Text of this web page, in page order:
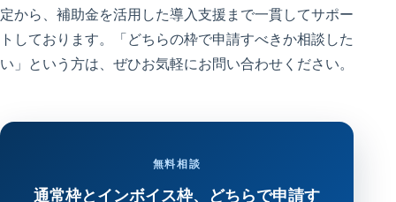
定から、補助金を活用した導入支援まで一貫してサポー
トしております。「どちらの枠で申請すべきか相談した
い」という方は、ぜひお気軽にお問い合わせください。
無料相談
通常枠とインボイス枠、どちらで申請す